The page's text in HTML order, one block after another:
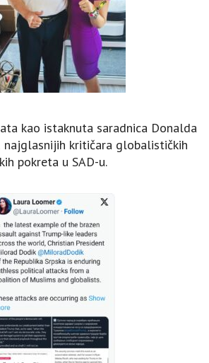
kao istaknuta saradnica Donalda
najglasnijih kritičara globalističkih
pokreta u SAD-u.